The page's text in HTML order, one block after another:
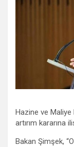
Hazine ve Maliye
artırım kararına
Bakan Şimşek,